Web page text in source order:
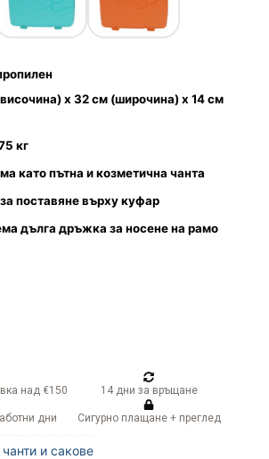
x 32 см (широчина) x 14 см
кг
като пътна и козметична чанта
поставяне върху куфар
дълга дръжка за носене на рамо
над €150 14 дни за връщане
дни Сигурно плащане + преглед
и сакове